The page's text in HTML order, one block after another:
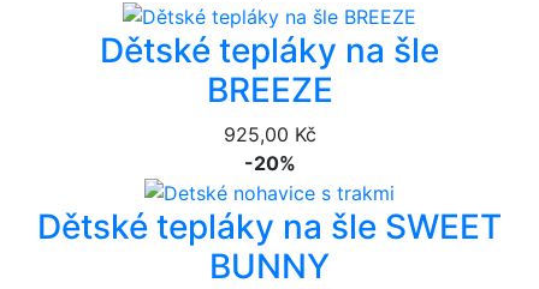
Dětské tepláky na šle
BREEZE
925,00 Kč
-20%
Dětské tepláky na šle SWEET
BUNNY